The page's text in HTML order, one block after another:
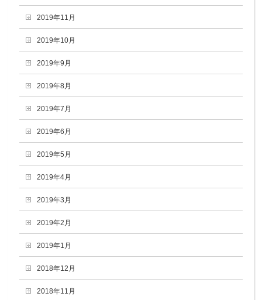
2019年11月
2019年10月
2019年9月
2019年8月
2019年7月
2019年6月
2019年5月
2019年4月
2019年3月
2019年2月
2019年1月
2018年12月
2018年11月